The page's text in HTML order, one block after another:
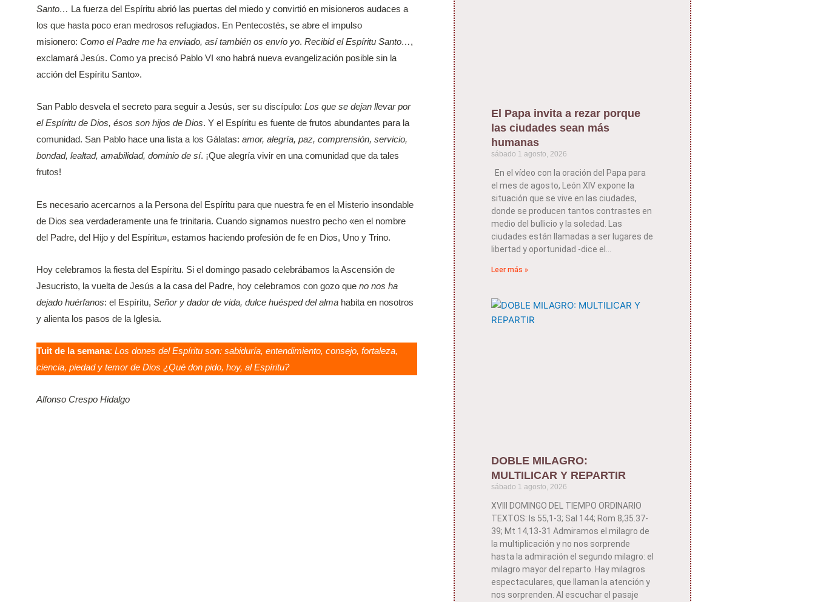
Santo… La fuerza del Espíritu abrió las puertas del miedo y convirtió en misioneros audaces a
los que hasta poco eran medrosos refugiados. En Pentecostés, se abre el impulso
misionero: Como el Padre me ha enviado, así también os envío yo. Recibid el Espíritu Santo…,
exclamará Jesús. Como ya precisó Pablo VI «no habrá nueva evangelización posible sin la
acción del Espíritu Santo».
San Pablo desvela el secreto para seguir a Jesús, ser su discípulo: Los que se dejan llevar por
el Espíritu de Dios, ésos son hijos de Dios. Y el Espíritu es fuente de frutos abundantes para la
comunidad. San Pablo hace una lista a los Gálatas: amor, alegría, paz, comprensión, servicio,
bondad, lealtad, amabilidad, dominio de sí. ¡Que alegría vivir en una comunidad que da tales
frutos!
Es necesario acercarnos a la Persona del Espíritu para que nuestra fe en el Misterio insondable
de Dios sea verdaderamente una fe trinitaria. Cuando signamos nuestro pecho «en el nombre
del Padre, del Hijo y del Espíritu», estamos haciendo profesión de fe en Dios, Uno y Trino.
Hoy celebramos la fiesta del Espíritu. Si el domingo pasado celebrábamos la Ascensión de
Jesucristo, la vuelta de Jesús a la casa del Padre, hoy celebramos con gozo que no nos ha
dejado huérfanos: el Espíritu, Señor y dador de vida, dulce huésped del alma habita en nosotros
y alienta los pasos de la Iglesia.
Tuit de la semana: Los dones del Espíritu son: sabiduría, entendimiento, consejo, fortaleza,
ciencia, piedad y temor de Dios ¿Qué don pido, hoy, al Espíritu?
Alfonso Crespo Hidalgo
El Papa invita a rezar porque
las ciudades sean más
humanas
sábado 1 agosto, 2026
En el vídeo con la oración del Papa para
el mes de agosto, León XIV expone la
situación que se vive en las ciudades,
donde se producen tantos contrastes en
medio del bullicio y la soledad. Las
ciudades están llamadas a ser lugares de
libertad y oportunidad -dice el
Leer más »
DOBLE MILAGRO:
MULTILICAR Y REPARTIR
sábado 1 agosto, 2026
XVIII DOMINGO DEL TIEMPO ORDINARIO
TEXTOS: Is 55,1-3; Sal 144; Rom 8,35.37-
39; Mt 14,13-31 Admiramos el milagro de
la multiplicación y no nos sorprende
hasta la admiración el segundo milagro: el
milagro mayor del reparto. Hay milagros
espectaculares, que llaman la atención y
nos sorprenden. Al escuchar el pasaje